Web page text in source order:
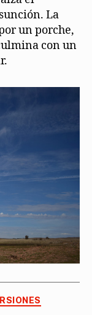
La
un porche,
con un